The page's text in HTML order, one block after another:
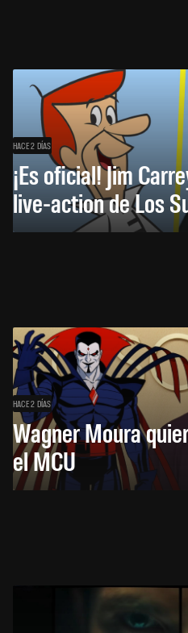
HACE 2 DÍAS
¡Es oficial! Jim
live-action de Los
HACE 2 DÍAS
Wagner Moura
el MCU